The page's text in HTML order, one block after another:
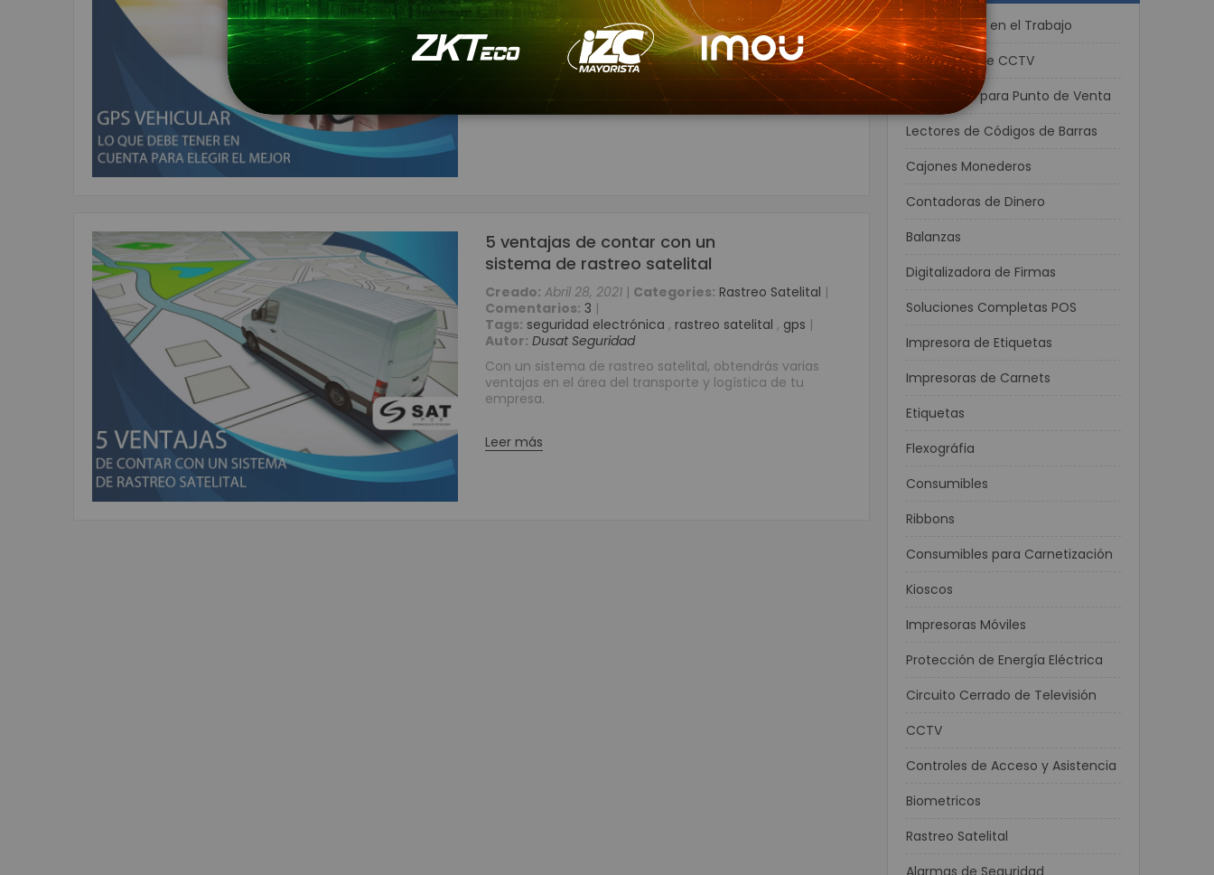
Cámaras Wifi
Accesorios para CCTV
WIFI
Paneles
Protección de Energía
Tarjetas PVC para Carnetización
Etiquetas Textiles
Cintas Ribbon
Brazaletes o Manillas de identificación de Personas
Kits de Limpieza
Pole Display o Visualizador de precios
Lectores de Banda Magnética
Impresoras para Kioscos y Mecanismos
Contadora Discriminadora y Detectora de Billetes
Proteja su vehículo con un sistema de rastreo satelital.
Aquí puede comprar el mejor GPS y conocer sus
ventajas. Ingrese ya
5 ventajas de contar con un
sistema de rastreo satelital
Creado: Abril 28, 2021 | Categories: Rastreo Satelital |
Comentarios: 3 |
Tags: seguridad electrónica , rastreo satelital , gps |
Autor: Dusat Seguridad
Con un sistema de rastreo satelital, obtendrás varias
ventajas en el área del transporte y logística de tu
empresa.
Leer más
Bioseguridad en el Trabajo
Accesorios de CCTV
Impresoras para Punto de Venta
Lectores de Códigos de Barras
Cajones Monederos
Contadoras de Dinero
Balanzas
Digitalizadora de Firmas
Soluciones Completas POS
Impresora de Etiquetas
Impresoras de Carnets
Etiquetas
Flexográfia
Consumibles
Ribbons
Consumibles para Carnetización
Kioscos
Impresoras Móviles
Protección de Energía Eléctrica
Circuito Cerrado de Televisión
CCTV
Controles de Acceso y Asistencia
Biometricos
Rastreo Satelital